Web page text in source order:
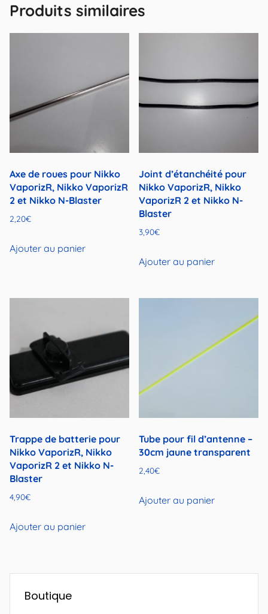
Produits similaires
Axe de roues pour Nikko
VaporizR, Nikko VaporizR
2 et Nikko N-Blaster
2,20€
Ajouter au panier
Joint d’étanchéité pour
Nikko VaporizR, Nikko
VaporizR 2 et Nikko N-
Blaster
3,90€
Ajouter au panier
Trappe de batterie pour
Nikko VaporizR, Nikko
VaporizR 2 et Nikko N-
Blaster
4,90€
Ajouter au panier
Tube pour fil d’antenne –
30cm jaune transparent
2,40€
Ajouter au panier
Boutique